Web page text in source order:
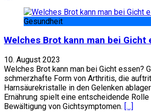
Gesundheit
Welches Brot kann man bei Gicht
10. August 2023
Welches Brot kann man bei Gicht essen?
schmerzhafte Form von Arthritis, die
Harnsäurekristalle in den Gelenken
Ernährung spielt eine entscheidende
Bewältigung von Gichtsymptomen. […]